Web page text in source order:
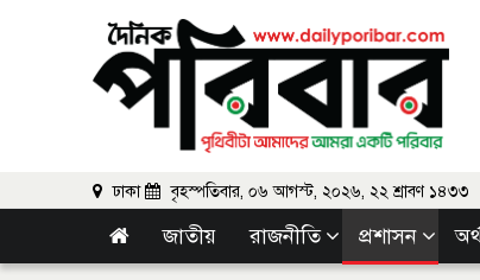
ঢাকা বৃহস্পতিবার, ০৬ আগস্ট, ২০২৬, ২২ শ্রাবণ ১৪৩৩
জাতীয় রাজনীতি প্রশাসন